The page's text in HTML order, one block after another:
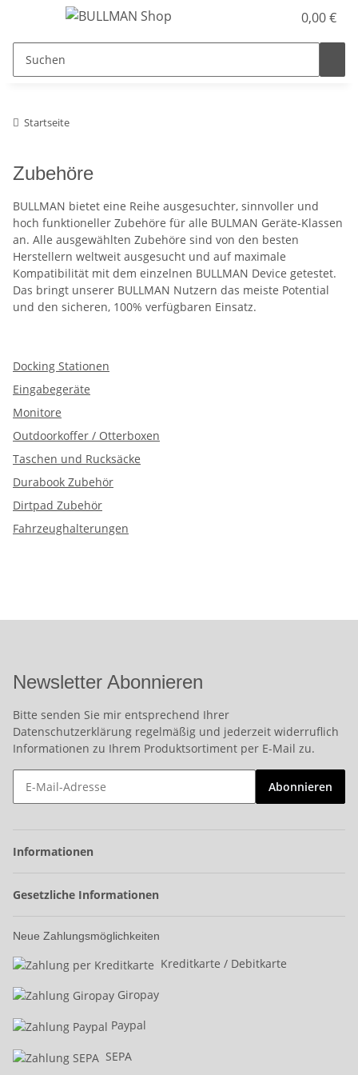
0,00 €
Startseite
Zubehöre
BULLMAN bietet eine Reihe ausgesuchter, sinnvoller und
hoch funktioneller Zubehöre für alle BULMAN Geräte-Klassen
an. Alle ausgewählten Zubehöre sind von den besten
Herstellern weltweit ausgesucht und auf maximale
Kompatibilität mit dem einzelnen BULLMAN Device getestet.
Das bringt unserer BULLMAN Nutzern das meiste Potential
und den sicheren, 100% verfügbaren Einsatz.
Docking Stationen
Eingabegeräte
Monitore
Outdoorkoffer / Otterboxen
Taschen und Rucksäcke
Durabook Zubehör
Dirtpad Zubehör
Fahrzeughalterungen
Newsletter Abonnieren
Bitte senden Sie mir entsprechend Ihrer
Datenschutzerklärung regelmäßig und jederzeit widerruflich
Informationen zu Ihrem Produktsortiment per E-Mail zu.
Abonnieren
Informationen
Gesetzliche Informationen
Neue Zahlungsmöglichkeiten
Kreditkarte / Debitkarte
Giropay
Paypal
SEPA